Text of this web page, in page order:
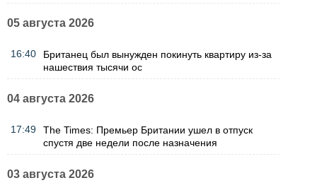
05 августа 2026
16:40
Британец был вынужден покинуть квартиру из-за
нашествия тысячи ос
04 августа 2026
17:49
The Times: Премьер Британии ушел в отпуск
спустя две недели после назначения
03 августа 2026